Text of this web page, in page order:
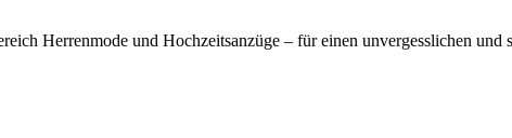
Herrenmode und Hochzeitsanzüge – für einen unvergesslichen